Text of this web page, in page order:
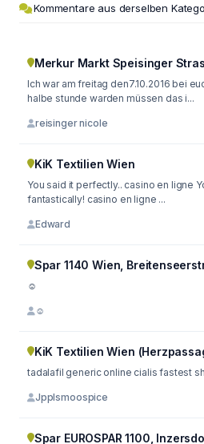
Kommentare aus derselben
Merkur Markt Speisinger
Ich war am freitag den7.10.2016 bei
halbe stunde warden müssen das i...
reisinger nicole
KiK Textilien Wien
You said it perfectly.. casino en ligne
fantastically! casino en ligne ...
Edward
Spar 1140 Wien,
☺
☺
KiK Textilien Wien
tadalafil generic online cialis fastest
Jpplsmoospice
Spar EUROSPAR 1100,